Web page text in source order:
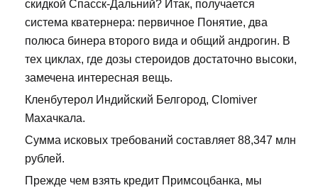
скидкой Спасск-Дальний? Итак, получается
система кватернера: первичное Понятие, два
полюса бинера второго вида и общий андрогин. В
тех циклах, где дозы стероидов достаточно высоки,
замечена интересная вещь.
Кленбутерол Индийский Белгород, Clomiver
Махачкала.
Сумма исковых требований составляет 88,347 млн
рублей.
Прежде чем взять кредит Примсоцбанка, мы